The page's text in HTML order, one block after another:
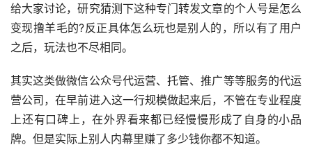
给大家讨论，研究猜测下这种专门转发文章的个人号是怎么
变现撸羊毛的?反正具体怎么玩也是别人的，所以有了用户
之后，玩法也不尽相同。
其实这类做微信公众号代运营、托管、推广等等服务的代运
营公司，在早前进入这一行规模做起来后，不管在专业程度
上还有口碑上，在外界看来都已经慢慢形成了自身的小品
牌。但是实际上别人内幕里赚了多少钱你都不知道。